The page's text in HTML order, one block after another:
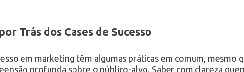
Trás dos Cases de Sucesso
em marketing têm algumas práticas em comum, mesmo
profunda sobre o público-alvo. Saber com clareza